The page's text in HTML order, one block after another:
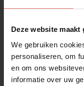
Deze website
We gebruiken
personaliseren, om
en om ons
informatie over uw